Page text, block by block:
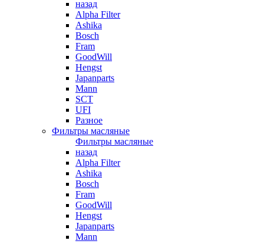
назад
Alpha Filter
Ashika
Bosch
Fram
GoodWill
Hengst
Japanparts
Mann
SCT
UFI
Разное
Фильтры масляные
Фильтры масляные
назад
Alpha Filter
Ashika
Bosch
Fram
GoodWill
Hengst
Japanparts
Mann